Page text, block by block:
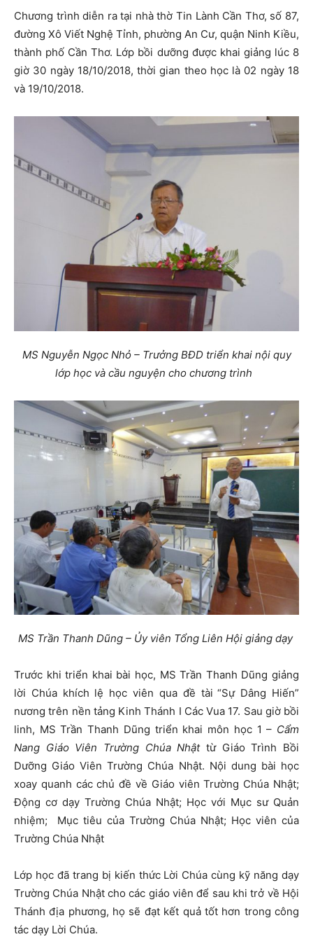
Chương trình diễn ra tại nhà thờ Tin Lành Cần Thơ, số 87,
đường Xô Viết Nghệ Tỉnh, phường An Cư, quận Ninh Kiều,
thành phố Cần Thơ. Lớp bồi dưỡng được khai giảng lúc 8
giờ 30 ngày 18/10/2018, thời gian theo học là 02 ngày 18
và 19/10/2018.
MS Nguyễn Ngọc Nhỏ – Trưởng BĐD triển khai nội quy
lớp học và cầu nguyện cho chương trình
MS Trần Thanh Dũng – Ủy viên Tổng Liên Hội giảng dạy
Trước khi triển khai bài học, MS Trần Thanh Dũng giảng
lời Chúa khích lệ học viên qua đề tài “Sự Dâng Hiến”
nương trên nền tảng Kinh Thánh I Các Vua 17. Sau giờ bồi
linh, MS Trần Thanh Dũng triển khai môn học 1 – Cẩm
Nang Giáo Viên Trường Chúa Nhật từ Giáo Trình Bồi
Dưỡng Giáo Viên Trường Chúa Nhật. Nội dung bài học
xoay quanh các chủ đề về Giáo viên Trường Chúa Nhật;
Động cơ dạy Trường Chúa Nhật; Học với Mục sư Quản
nhiệm; Mục tiêu của Trường Chúa Nhật; Học viên của
Trường Chúa Nhật
Lớp học đã trang bị kiến thức Lời Chúa cùng kỹ năng dạy
Trường Chúa Nhật cho các giáo viên để sau khi trở về Hội
Thánh địa phương, họ sẽ đạt kết quả tốt hơn trong công
tác dạy Lời Chúa.